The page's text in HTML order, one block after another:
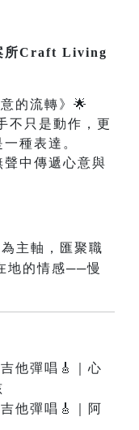
所Craft Living
的流轉》🌟
不只是動作，更
種表達。
中傳遞心意與
主軸，匯聚職
地的情感──慢
他彈唱🎸｜心
他彈唱🎸｜阿